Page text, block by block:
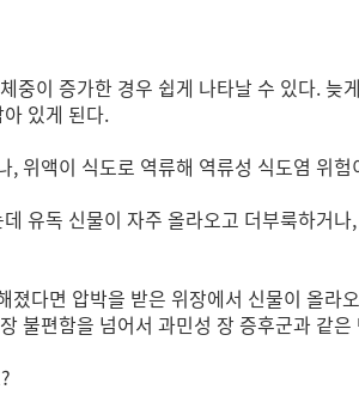
중이 증가한 경우 쉽게 나타날 수 있다.
있게 된다.
, 위액이 식도로 역류해 역류성 식도염 위
유독 신물이 자주 올라오고 더부룩하거
다면 압박을 받은 위장에서 신물이 올
불편함을 넘어서 과민성 장 증후군과 같